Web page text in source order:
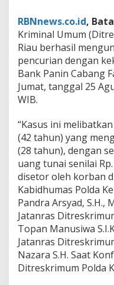
RBNnews.co.id,
Kriminal Umum
Riau berhasil
pencurian dengan
Bank Panin Cabang
Jumat, tanggal 25
WIB.
“Kasus ini
(42 tahun) yang
(28 tahun), dengan
uang tunai senilai
disetor oleh korban
Kabidhumas Polda
Pandra Arsyad, S.H.,
Jatanras
Topan Manusiwa
Jatanras
Nazara S.H. Saat
Ditreskrimum Polda